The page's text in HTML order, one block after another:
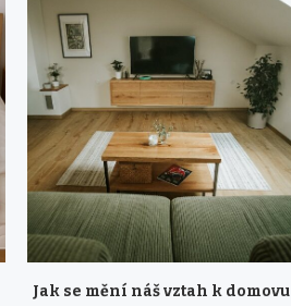
Jak se mění náš vztah k domovu